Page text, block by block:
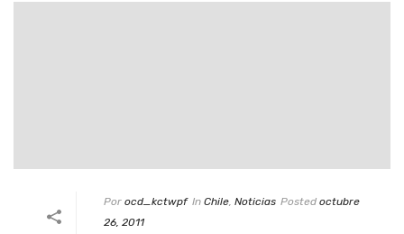
Por ocd_kctwpf In Chile Noticias Posted octubre
26, 2011